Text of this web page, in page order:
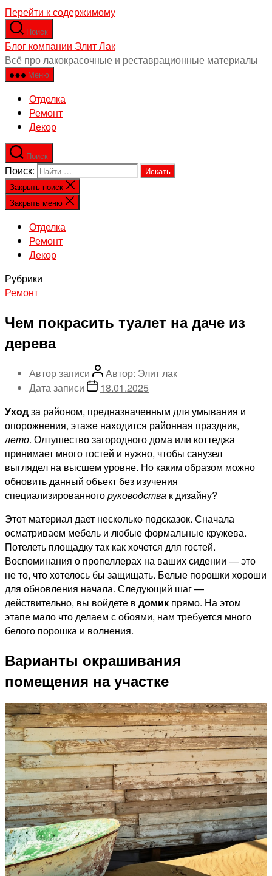
Перейти к содержимому
Поиск
Блог компании Элит Лак
Всё про лакокрасочные и реставрационные материалы
Меню
Отделка
Ремонт
Декор
Поиск
Поиск:
Закрыть поиск
Закрыть меню
Отделка
Ремонт
Декор
Рубрики
Ремонт
Чем покрасить туалет на даче из
дерева
Автор записи Автор: Элит лак
Дата записи
18.01.2025
Уходза районом, предназначенным для умывания и
опорожнения, этаже находится районная праздник,
лето. Олтушество загородного дома или коттеджа
принимает много гостей и нужно, чтобы санузел
выглядел на высшем уровне. Но каким образом можно
обновить данный объект без изучения
специализированногоруководства к дизайну?
Этот материал дает несколько подсказок. Сначала
осматриваем мебель и любые формальные кружева.
Потелеть площадку так как хочется для гостей.
Воспоминания о пропеллерах на ваших сидении — это
не то, что хотелось бы защищать. Белые порошки хороши
для обновления начала. Следующий шаг —
действительно, вы войдете в домик прямо. На этом
этапе мало что делаем с обоями, нам требуется много
белого порошка и волнения.
Варианты окрашивания
помещения на участке